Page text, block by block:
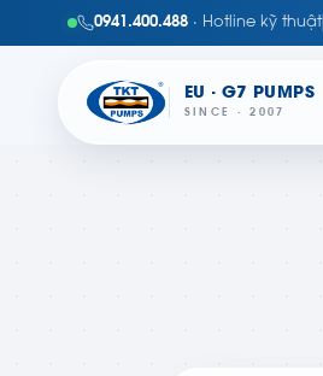
0941.400.488 · Hotline kỹ thuật
EU · G7 PUMPS
SINCE · 2007